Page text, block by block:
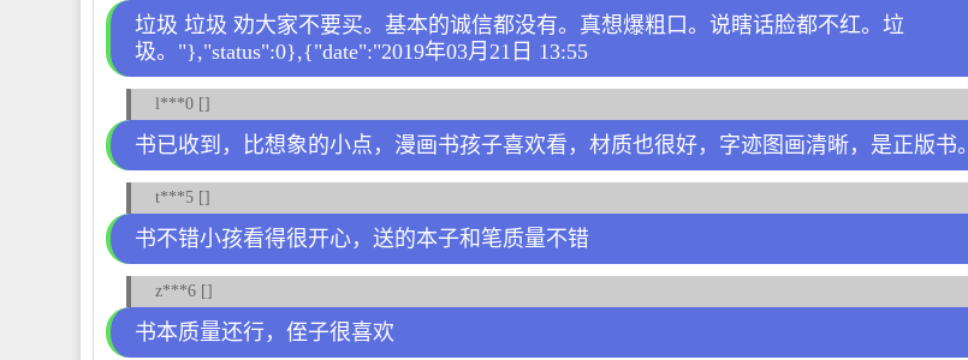
垃圾 垃圾 劝大家不要买。基本的诚信都没有。真想爆粗口。说瞎话脸都不红。垃
圾。"},"status":0},{"date":"2019年03月21日 13:55
l***0 []
书已收到，比想象的小点，漫画书孩子喜欢看，材质也很好，字迹图画清晰，是正版书。
t***5 []
书不错小孩看得很开心，送的本子和笔质量不错
z***6 []
书本质量还行，侄子很喜欢